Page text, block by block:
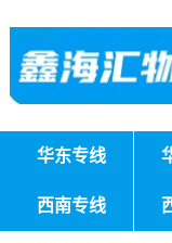
华东专线
西南专线